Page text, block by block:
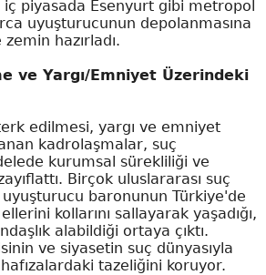
piyasada Esenyurt gibi metropol
uyuşturucunun depolanmasına
hazırladı.
ve Yargı/Emniyet Üzerindeki
edilmesi, yargı ve emniyet
kadrolaşmalar, suç
kurumsal sürekliliği ve
Birçok uluslararası suç
baronunun Türkiye'de
kollarını sallayarak yaşadığı,
alabildiği ortaya çıktı.
ve siyasetin suç dünyasıyla
tazeliğini koruyor.